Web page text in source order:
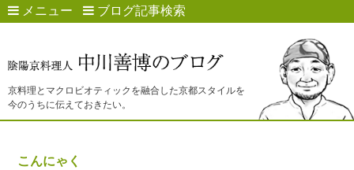
メニュー ブログ記事検索
京料理とマクロビオティックを融合した京都スタイルを
今のうちに伝えておきたい。
こんにゃく